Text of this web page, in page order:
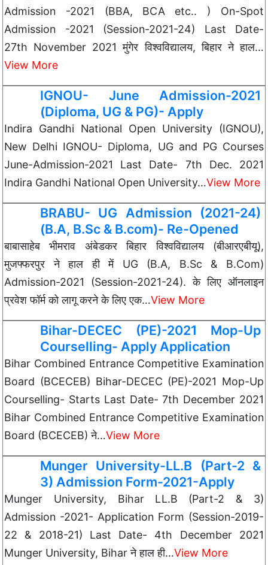
Admission -2021 (BBA, BCA etc.. ) On-Spot
Admission -2021 (Session-2021-24) Last Date-
27th November 2021 मुंगेर विश्वविद्यालय, बिहार ने हाल…
View More
IGNOU- June Admission-2021
(Diploma, UG & PG)- Apply
Indira Gandhi National Open University (IGNOU),
New Delhi IGNOU- Diploma, UG and PG Courses
June-Admission-2021 Last Date- 7th Dec. 2021
Indira Gandhi National Open University…View More
BRABU- UG Admission (2021-24)
(B.A, B.Sc & B.com)- Re-Opened
बाबासाहेब भीमराव अंबेडकर बिहार विश्वविद्यालय (बीआरएबीयू),
मुजफ्फरपुर ने हाल ही में UG (B.A, B.Sc & B.Com)
Admission-2021 (Session-2021-24). के लिए ऑनलाइन
प्रवेश फॉर्म को लागू करने के लिए एक…View More
Bihar-DECEC (PE)-2021 Mop-Up
Courselling- Apply Application
Bihar Combined Entrance Competitive Examination
Board (BCECEB) Bihar-DECEC (PE)-2021 Mop-Up
Courselling- Starts Last Date- 7th December 2021
Bihar Combined Entrance Competitive Examination
Board (BCECEB) ने…View More
Munger University-LL.B (Part-2 &
3) Admission Form-2021-Apply
Munger University, Bihar LL.B (Part-2 & 3)
Admission -2021- Application Form (Session-2019-
22 & 2018-21) Last Date- 4th December 2021
Munger University, Bihar ने हाल ही…View More